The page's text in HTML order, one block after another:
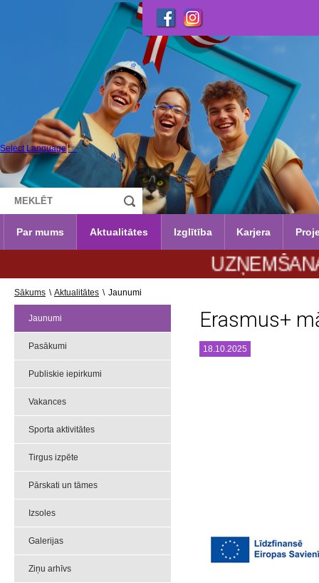
Select Language ▼
Par mums Aktualitātes Izglītība Karjera
UZŅEMŠANA
Sākums \ Aktualitātes \ Jaunumi
Jaunumi
Pasākumi
Publiskie iepirkumi
Vakances
Sporta aktivitātes
Tirgus izpēte
Pārskati un tāmes
Izsoles
Galerijas
Ziņu arhīvs
Erasmus+
18.10.2025